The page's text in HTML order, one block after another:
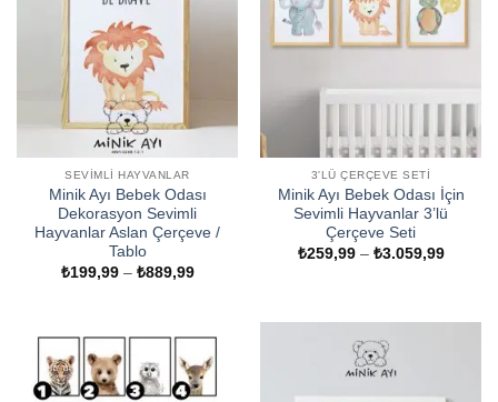
SEVIMLI HAYVANLAR
Minik Ayı Bebek Odası
Dekorasyon Sevimli
Hayvanlar Aslan Çerçeve /
Tablo
₺199,99 – ₺889,99Fiyat
3'LÜ ÇERÇEVE SETI
Minik Ayı Bebek Odası İçin
Sevimli Hayvanlar 3’lü
Çerçeve Seti
₺259,99 – ₺3.059,99Fiyat